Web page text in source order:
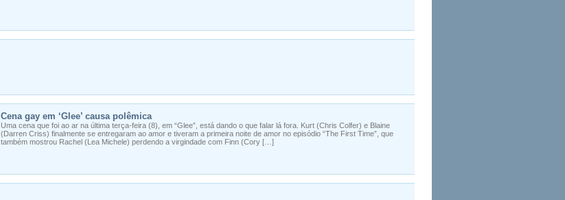
Cena gay em ‘Glee’ causa polêmica
Uma cena que foi ao ar na última terça-feira (8), em “Glee”, está dando o que falar lá fora. Kurt (Chris Colfer) e Blaine
(Darren Criss) finalmente se entregaram ao amor e tiveram a primeira noite de amor no episódio “The First Time”, que
também mostrou Rachel (Lea Michele) perdendo a virgindade com Finn (Cory […]